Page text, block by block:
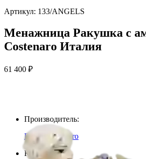
Артикул: 133/ANGELS
Менажница Ракушка с
Costenaro Италия
61 400 ₽
Производитель:
Bruno Costenaro
Коллекция: